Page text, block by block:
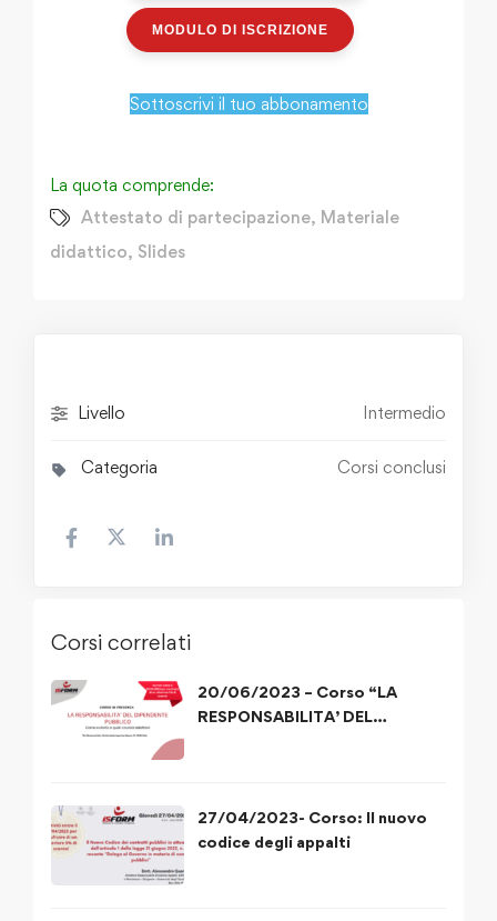
MODULO DI ISCRIZIONE
Sottoscrivi il tuo abbonamento
La quota comprende:
Attestato di partecipazione, Materiale
didattico, Slides
Livello Intermedio
Categoria Corsi conclusi
Corsi correlati
20/06/2023 – Corso “LA
RESPONSABILITA’ DEL
27/04/2023- Corso: Il nuovo
codice degli appalti